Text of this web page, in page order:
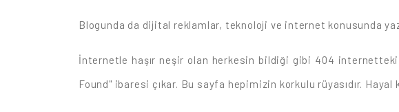
Blogunda da dijital reklamlar, teknoloji ve internet konusunda
İnternetle haşır neşir olan herkesin bildiği gibi 404 internetteki
Found" ibaresi çıkar. Bu sayfa hepimizin korkulu rüyasıdır. Hayal